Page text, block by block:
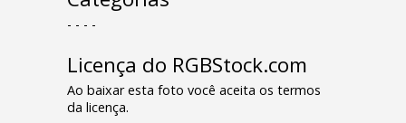
- - - -
Licença do RGBStock.com
Ao baixar esta foto você aceita os termos
da licença.